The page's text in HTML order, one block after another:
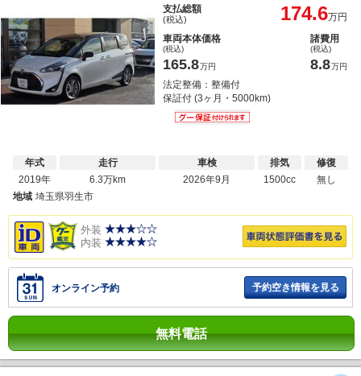
支払総額
(税込) 174.6万円
車両本体価格
(税込)
165.8万円
諸費用
(税込)
8.8万円
法定整備：整備付
保証付 (3ヶ月・5000km)
年式
2019年
走行
6.3万km
車検
2026年9月
排気
1500cc
修復
無し
地域 埼玉県羽生市
外装
内装
オンライン予約 予約空き情報を見る
無料電話